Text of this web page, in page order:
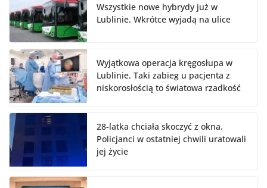
Wszystkie nowe hybrydy już w
Lublinie. Wkrótce wyjadą na ulice
Wyjątkowa operacja kręgosłupa w
Lublinie. Taki zabieg u pacjenta z
niskorosłością to światowa rzadkość
28-latka chciała skoczyć z okna.
Policjanci w ostatniej chwili uratowali
jej życie